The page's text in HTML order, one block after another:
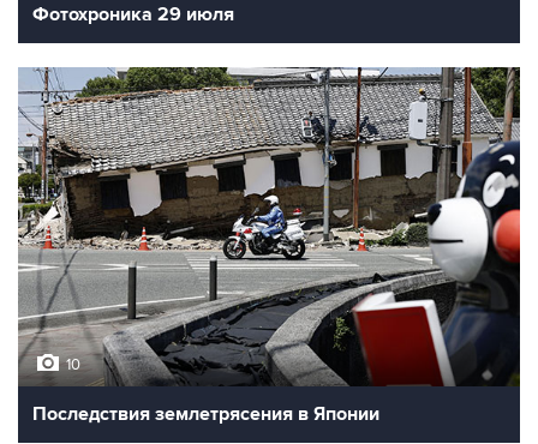
Фотохроника 29 июля
10
Последствия землетрясения в Японии